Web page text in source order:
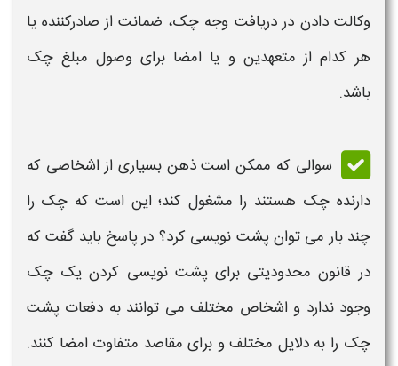
وکالت دادن در دریافت وجه چک، ضمانت از صادرکننده یا
هر کدام از متعهدین و یا امضا برای وصول مبلغ چک
باشد.
سوالی که ممکن است ذهن بسیاری از اشخاصی که
دارنده چک هستند را مشغول کند؛ این است که چک را
چند بار می توان پشت نویسی کرد؟ در پاسخ باید گفت که
در قانون محدودیتی برای پشت نویسی کردن یک چک
وجود ندارد و اشخاص مختلف می توانند به دفعات پشت
چک را به دلایل مختلف و برای مقاصد متفاوت امضا کنند.